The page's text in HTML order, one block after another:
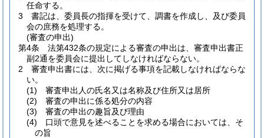
任命する。
3
書記は、委員長の指揮を受けて、調書を作成し、及び委員
会の庶務を処理する。
(審査の申出)
第4条
法第432条の規定による審査の申出は、審査申出書正
副2通を委員会に提出してしなければならない。
2
審査申出書には、次に掲げる事項を記載しなければならな
い。
(1)
審査申出人の氏名又は名称及び住所又は居所
(2)
審査の申出に係る処分の内容
(3)
審査の申出の趣旨及び理由
(4)
口頭で意見を述べることを求める場合においては、そ
の旨